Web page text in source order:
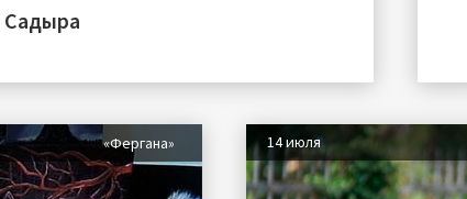
Садыра
«Фергана» 14 июля